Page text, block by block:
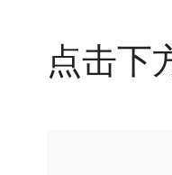
点击下